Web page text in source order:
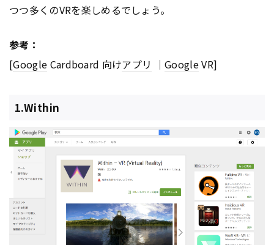
つつ多くのVRを楽しめるでしょう。
参考：
[Google Cardboard 向けアプリ ｜GoogleVR]
1.Within